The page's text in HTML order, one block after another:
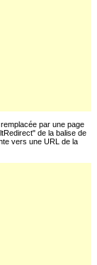
par une page
de la balise de
vers une URL de la